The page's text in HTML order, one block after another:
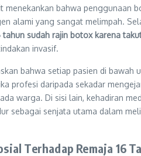
menekankan bahwa penggunaan
alami yang sangat melimpah.
tahun sudah rajin botox karena
invasif.
bahwa setiap pasien di
profesi daripada sekadar
warga. Di sisi lain, kehadiran
sebagai senjata utama dalam
Terhadap Remaja 16